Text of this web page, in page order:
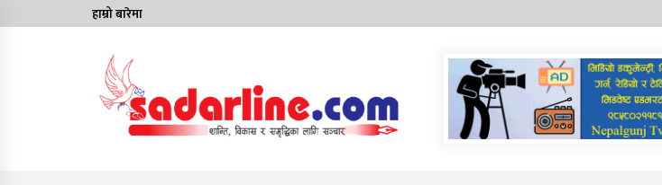
to
हाम्रो बारेमा
Sadarline